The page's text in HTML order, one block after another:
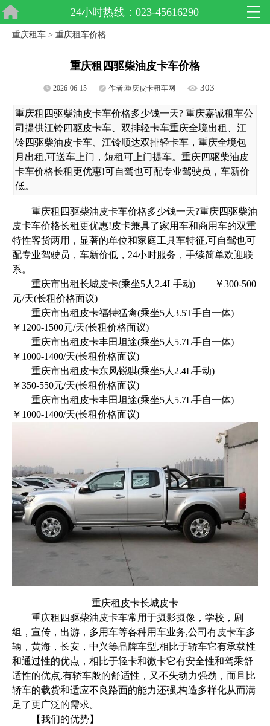
24小时热线：023-45616290
重庆租车 > 重庆租车价格
重庆租四驱柴油皮卡车价格
2026-06-15 作者:重庆皮卡租车网 303
重庆租四驱柴油皮卡车价格多少钱一天? 重庆嘉诚租车公
司提供江铃四驱皮卡车、双排轻卡车重庆全境出租、江
铃四驱柴油皮卡车、江铃顺达双排轻卡车，重庆全境包
月出租,可送车上门，短租可上门提车。重庆四驱柴油皮
卡车价格长租更优惠!可自驾也可配专业驾驶员，车新价
低。
重庆租四驱柴油皮卡车价格多少钱一天?重庆四驱柴油
皮卡车价格长租更优惠!皮卡兼具了家用车和商用车的双重
特性客货两用，显著的单位和家庭工具车特征,可自驾也可
配专业驾驶员，车新价低，24小时服务，手续简单欢迎联
系。
重庆市出租长城皮卡(乘坐5人2.4L手动) ￥300-500
元/天(长租价格面议)
重庆市出租皮卡福特猛禽(乘坐5人3.5T手自一体)
￥1200-1500元/天(长租价格面议)
重庆市出租皮卡丰田坦途(乘坐5人5.7L手自一体)
￥1000-1400/天(长租价格面议)
重庆市出租皮卡东风锐骐(乘坐5人2.4L手动)
￥350-550元/天(长租价格面议)
重庆市出租皮卡丰田坦途(乘坐5人5.7L手自一体)
￥1000-1400/天(长租价格面议)
重庆租皮卡长城皮卡
重庆租四驱柴油皮卡车常用于摄影摄像，学校，剧
组，宣传，出游，多用车等各种用车业务,公司有皮卡车多
辆，黄海，长安，中兴等品牌车型,相比于轿车它有承载性
和通过性的优点，相比于轻卡和微卡它有安全性和驾乘舒
适性的优点,有轿车般的舒适性，又不失动力强劲，而且比
轿车的载货和适应不良路面的能力还强,构造多样化从而满
足了更广泛的需求。
【我们的优势】